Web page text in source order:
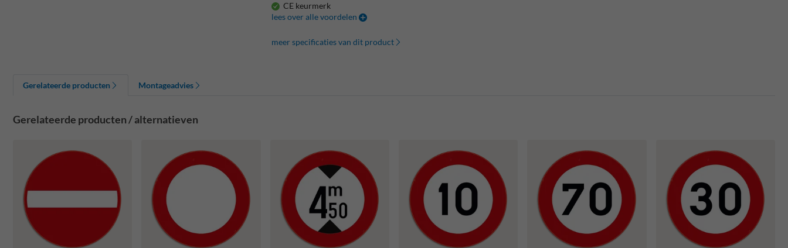
CE keurmerk
lees over alle voordelen
meer specificaties van dit product
Gerelateerde producten Montageadvies
Gerelateerde producten / alternatieven